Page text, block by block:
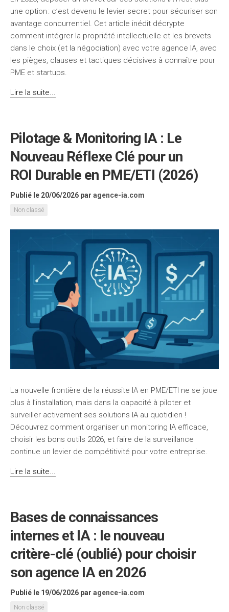
une option : c’est devenu le levier secret pour sécuriser son
avantage concurrentiel. Cet article inédit décrypte
comment intégrer la propriété intellectuelle et les brevets
dans le choix (et la négociation) avec votre agence IA, avec
les pièges, clauses et tactiques décisives à connaître pour
PME et startups.
Lire la suite...
Pilotage & Monitoring IA : Le
Nouveau Réflexe Clé pour un
ROI Durable en PME/ETI (2026)
Publié le 20/06/2026 par agence-ia.com
Non classé
La nouvelle frontière de la réussite IA en PME/ETI ne se joue
plus à l’installation, mais dans la capacité à piloter et
surveiller activement ses solutions IA au quotidien !
Découvrez comment organiser un monitoring IA efficace,
choisir les bons outils 2026, et faire de la surveillance
continue un levier de compétitivité pour votre entreprise.
Lire la suite...
Bases de connaissances
internes et IA : le nouveau
critère-clé (oublié) pour choisir
son agence IA en 2026
Publié le 19/06/2026 par agence-ia.com
Non classé